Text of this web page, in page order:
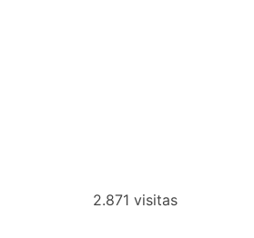
2.871 visitas